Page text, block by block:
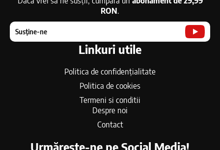
RON.
Susține-ne
Linkuri utile
Politica de confidențialitate
Politica de cookies
Termeni si conditii
Despre noi
Contact
Urmărește-ne pe Social Media!